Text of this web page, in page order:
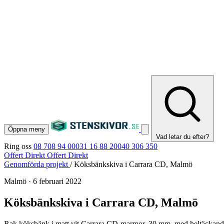
Öppna meny
Vad letar du efter?
Ring oss 08 708 94 00031 16 88 20040 306 350
Offert Direkt Offert Direkt
Genomförda projekt / Köksbänkskiva i Carrara CD, Malmö
Malmö · 6 februari 2022
Köksbänkskiva i Carrara CD, Malmö